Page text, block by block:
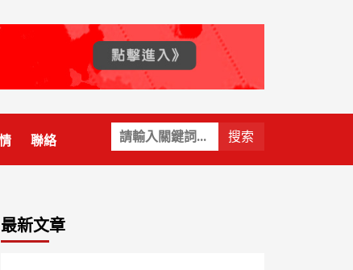
關
鍵
字:
聯絡
最新文章